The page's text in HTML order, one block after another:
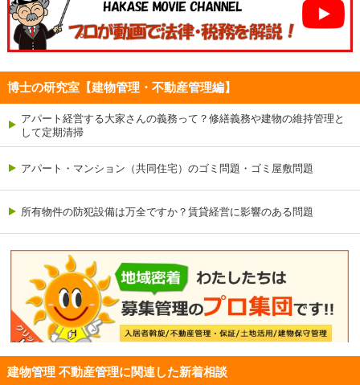
博士の研究室【建物管理・不動産管理編】
アパート経営する大家さんの義務って？修繕義務や建物の維持管理と
して定期清掃
アパート・マンション（共同住宅）のゴミ問題・ゴミ屋敷問題
所有物件の防犯設備は万全ですか？賃貸経営に影響のある問題
建物管理 不動産管理に関連した新着相談